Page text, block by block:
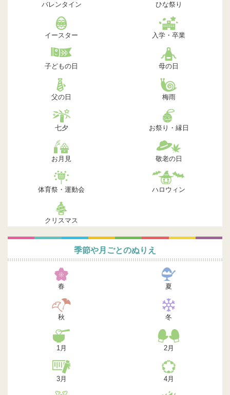
バレンタイン ひな祭り
イースター 入学・卒業
子どもの日 母の日
父の日 梅雨
七夕 お祭り・縁日
お月見 敬老の日
体育祭・運動会 ハロウィン
クリスマス
季節や月ごとのぬりえ
春 夏
秋 冬
1月 2月
3月 4月